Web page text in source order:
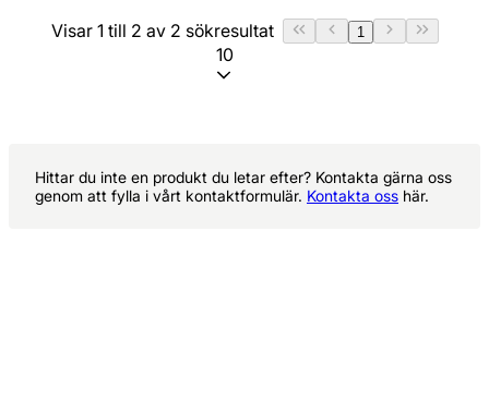
Visar 1 till 2 av 2 sökresultat 1
10
Hittar du inte en produkt du letar efter? Kontakta gärna oss
genom att fylla i vårt kontaktformulär. Kontakta oss här.